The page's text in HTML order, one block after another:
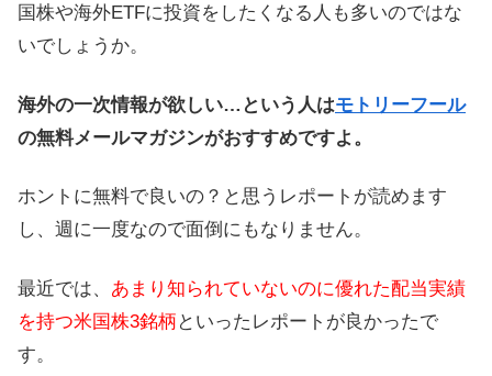
国株や海外ETFに投資をしたくなる人も多いのではな
いでしょうか。
海外の一次情報が欲しい…という人はモトリーフール
の無料メールマガジンがおすすめですよ。
ホントに無料で良いの？と思うレポートが読めます
し、週に一度なので面倒にもなりません。
最近では、 あまり知られていないのに優れた配当実績
を持つ米国株3銘柄 といったレポートが良かったで
す。